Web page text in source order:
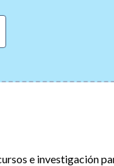
e investigación